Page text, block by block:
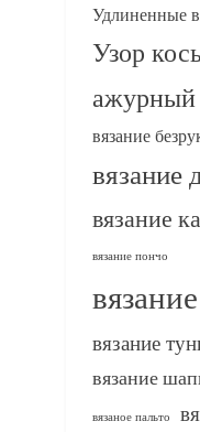
Удлиненные
Узор
ажурный
вязание
вязание
вязание
вязание пончо
вязание
вязание
вязаное пальто